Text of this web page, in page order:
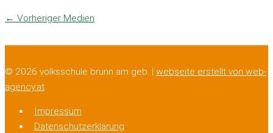
← Vorheriger Medien
© 2026 volksschule brunn am geb. | webseite erstellt von web-
agency.at
Impressum
Datenschutzerklärung